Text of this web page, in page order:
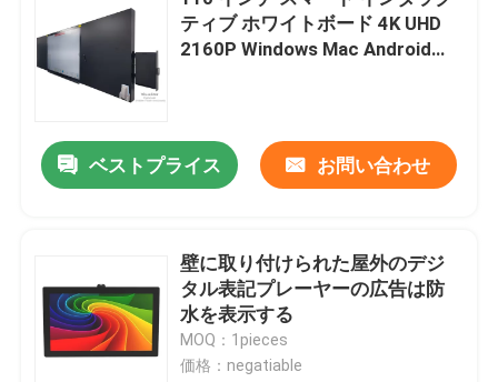
製品
ティブ ホワイトボード 4K UHD
2160P Windows Mac Android
ベストプライス お問い合わせ
壁に取り付けられた屋外のデジ
タル表記プレーヤーの広告は防
水を表示する
MOQ：1pieces
価格：negatiable